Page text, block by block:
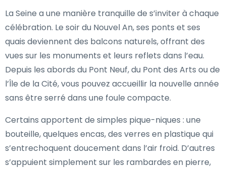
La Seine a une manière tranquille de s’inviter à chaque
célébration. Le soir du Nouvel An, ses ponts et ses
quais deviennent des balcons naturels, offrant des
vues sur les monuments et leurs reflets dans l’eau.
Depuis les abords du Pont Neuf, du Pont des Arts ou de
l’Île de la Cité, vous pouvez accueillir la nouvelle année
sans être serré dans une foule compacte.
Certains apportent de simples pique-niques : une
bouteille, quelques encas, des verres en plastique qui
s’entrechoquent doucement dans l’air froid. D’autres
s’appuient simplement sur les rambardes en pierre,